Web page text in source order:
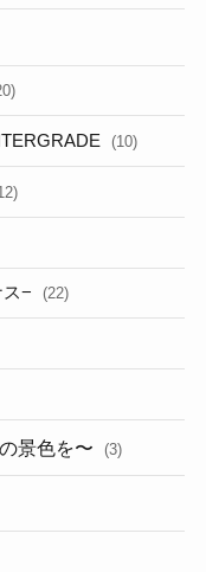
(10)
− (22)
景色を〜 (3)